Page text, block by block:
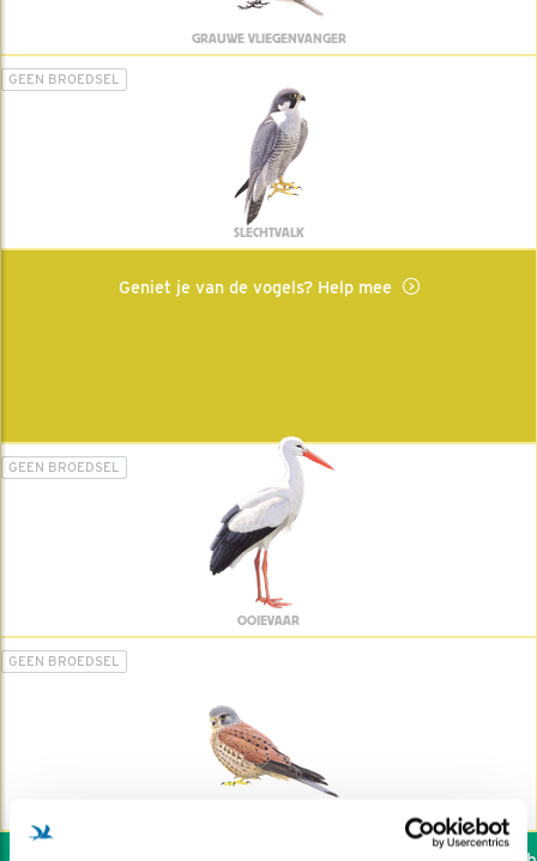
GRAUWE VLIEGENVANGER
GEEN BROEDSEL
SLECHTVALK
Geniet je van de vogels? Help mee
GEEN BROEDSEL
OOIEVAAR
GEEN BROEDSEL